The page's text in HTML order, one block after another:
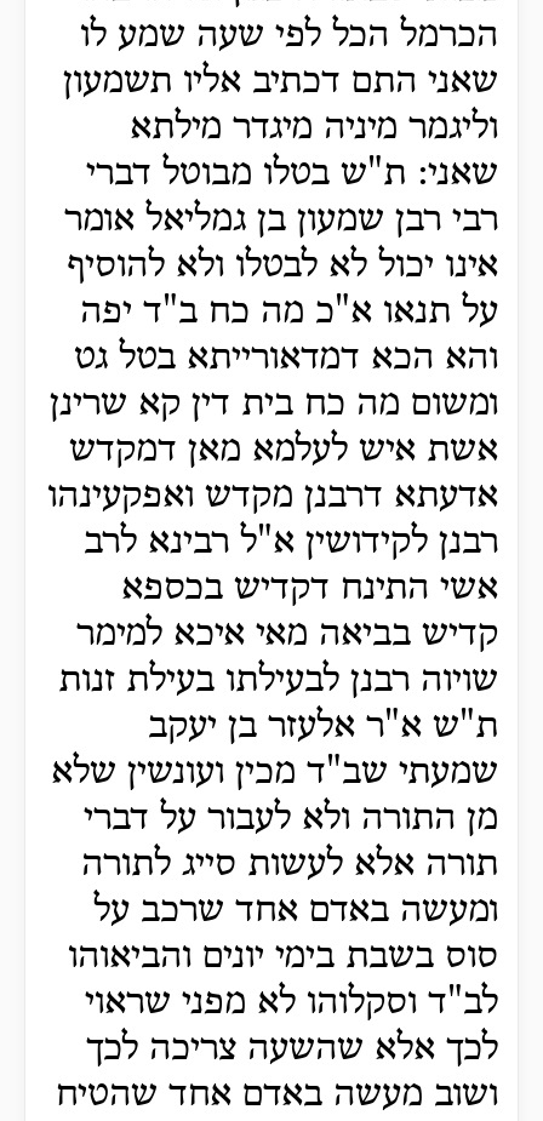
הכרמל הכל לפי שעה שמע לו
שאני התם דכתיב אליו תשמעון
וליגמר מיניה מיגדר מילתא
שאני: ת"ש בטלו מבוטל דברי
רבי רבן שמעון בן גמליאל אומר
אינו יכול לא לבטלו ולא להוסיף
על תנאו א"כ מה כח ב"ד יפה
והא הכא דמדאורייתא בטל גט
ומשום מה כח בית דין קא שרינן
אשת איש לעלמא מאן דמקדש
אדעתא דרבנן מקדש ואפקעינהו
רבנן לקידושין א"ל רבינא לרב
אשי התינח דקדיש בכספא
קדיש בביאה מאי איכא למימר
שויוה רבנן לבעילתו בעילת זנות
ת"ש א"ר אלעזר בן יעקב
שמעתי שב"ד מכין ועונשין שלא
מן התורה ולא לעבור על דברי
תורה אלא לעשות סייג לתורה
ומעשה באדם אחד שרכב על
סוס בשבת בימי יונים והביאוהו
לב"ד וסקלוהו לא מפני שראוי
לכך אלא שהשעה צריכה לכך
ושוב מעשה באדם אחד שהטיח